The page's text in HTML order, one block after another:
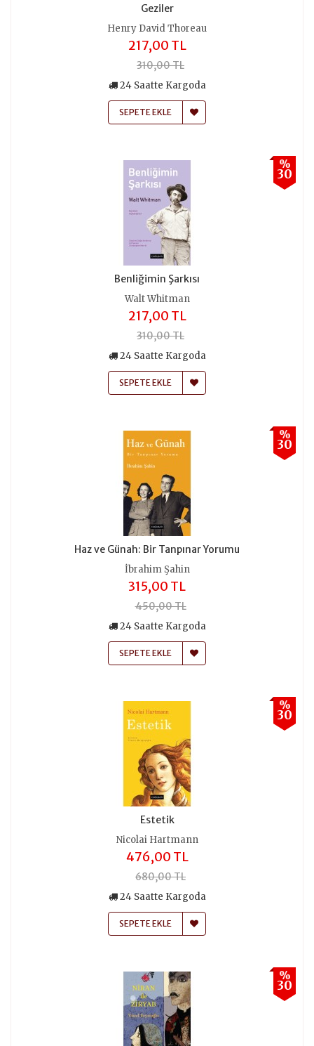
Geziler
Henry David Thoreau
217,00 TL
310,00 TL
24 Saatte Kargoda
SEPETE EKLE
%
30
Benliğimin Şarkısı
Walt Whitman
217,00 TL
310,00 TL
24 Saatte Kargoda
SEPETE EKLE
%
30
Haz ve Günah: Bir Tanpınar Yorumu
İbrahim Şahin
315,00 TL
450,00 TL
24 Saatte Kargoda
SEPETE EKLE
%
30
Estetik
Nicolai Hartmann
476,00 TL
680,00 TL
24 Saatte Kargoda
SEPETE EKLE
%
30